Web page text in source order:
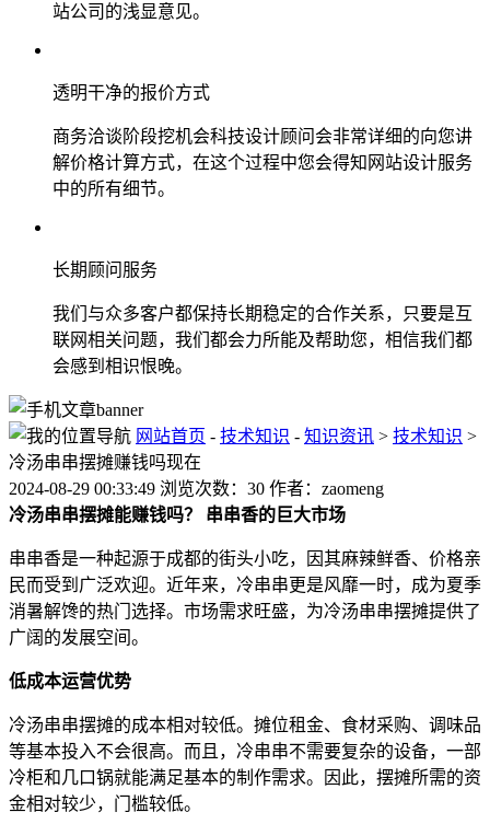
站公司的浅显意见。
透明干净的报价方式
商务洽谈阶段挖机会科技设计顾问会非常详细的向您讲
解价格计算方式，在这个过程中您会得知网站设计服务
中的所有细节。
长期顾问服务
我们与众多客户都保持长期稳定的合作关系，只要是互
联网相关问题，我们都会力所能及帮助您，相信我们都
会感到相识恨晚。
网站首页 - 技术知识 - 知识资讯 > 技术知识 >
冷汤串串摆摊赚钱吗现在
2024-08-29 00:33:49 浏览次数：30 作者：zaomeng
冷汤串串摆摊能赚钱吗？
串串香的巨大市场
串串香是一种起源于成都的街头小吃，因其麻辣鲜香、价格亲
民而受到广泛欢迎。近年来，冷串串更是风靡一时，成为夏季
消暑解馋的热门选择。市场需求旺盛，为冷汤串串摆摊提供了
广阔的发展空间。
低成本运营优势
冷汤串串摆摊的成本相对较低。摊位租金、食材采购、调味品
等基本投入不会很高。而且，冷串串不需要复杂的设备，一部
冷柜和几口锅就能满足基本的制作需求。因此，摆摊所需的资
金相对较少，门槛较低。